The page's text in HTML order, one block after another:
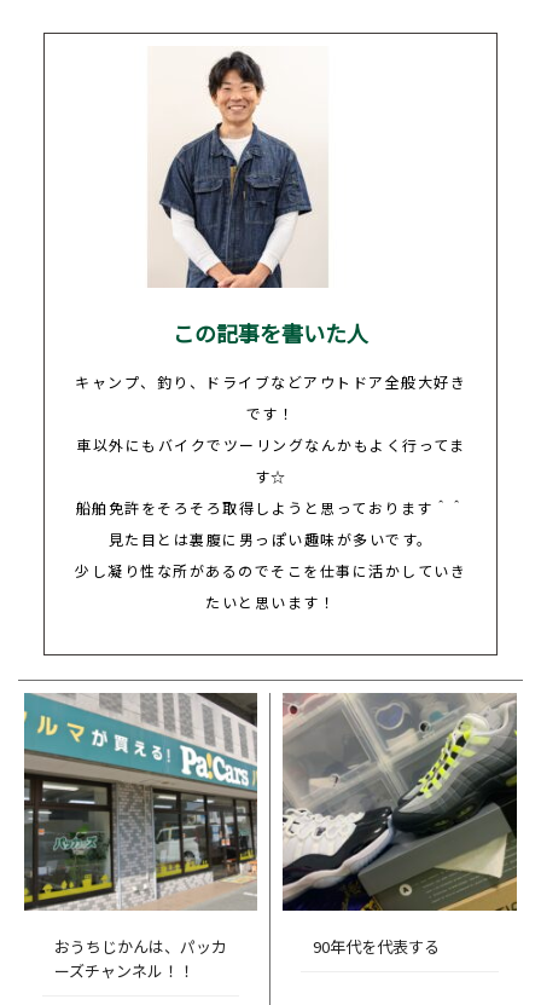
この記事を書いた人
キャンプ、釣り、ドライブなどアウトドア全般大好き
です！
車以外にもバイクでツーリングなんかもよく行ってま
す☆
船舶免許をそろそろ取得しようと思っております＾＾
見た目とは裏腹に男っぽい趣味が多いです。
少し凝り性な所があるのでそこを仕事に活かしていき
たいと思います！
おうちじかんは、パッカ
ーズチャンネル！！
90年代を代表する